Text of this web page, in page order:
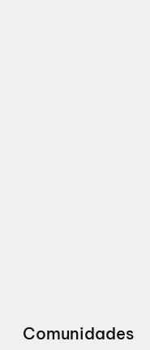
Comunidades